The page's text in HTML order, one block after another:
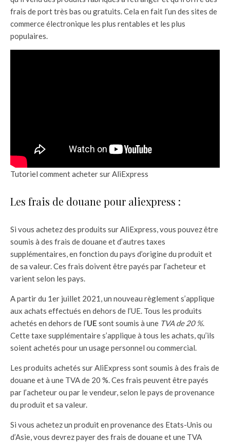
frais de port très bas ou gratuits. Cela en fait l’un des sites de
commerce électronique les plus rentables et les plus
populaires.
Tutoriel comment acheter sur AliExpress
Les frais de douane pour aliexpress :
Si vous achetez des produits sur AliExpress, vous pouvez être
soumis à des frais de douane et d’autres taxes
supplémentaires, en fonction du pays d’origine du produit et
de sa valeur. Ces frais doivent être payés par l’acheteur et
varient selon les pays.
A partir du 1er juillet 2021, un nouveau règlement s’applique
aux achats effectués en dehors de l’UE. Tous les produits
achetés en dehors de l’UE sont soumis à une TVA de 20 %.
Cette taxe supplémentaire s’applique à tous les achats, qu’ils
soient achetés pour un usage personnel ou commercial.
Les produits achetés sur AliExpress sont soumis à des frais de
douane et à une TVA de 20 %. Ces frais peuvent être payés
par l’acheteur ou par le vendeur, selon le pays de provenance
du produit et sa valeur.
Si vous achetez un produit en provenance des Etats-Unis ou
d’Asie, vous devrez payer des frais de douane et une TVA